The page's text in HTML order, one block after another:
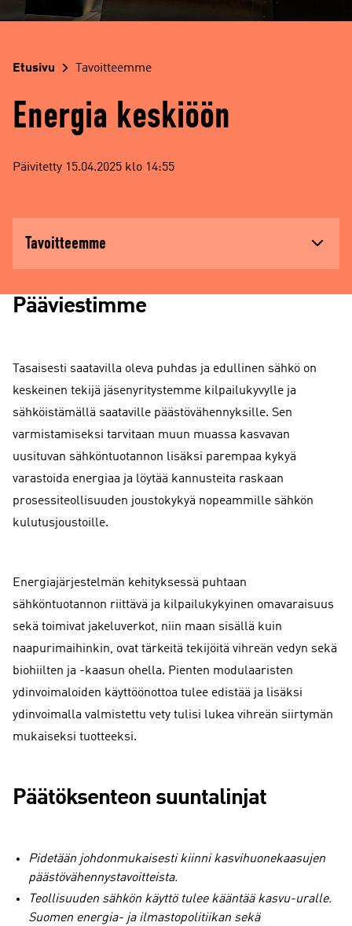
Etusivu Tavoitteemme
Energia keskiöön
Päivitetty 15.04.2025 klo 14:55
Tavoitteemme
Pääviestimme
Tasaisesti saatavilla oleva puhdas ja edullinen sähkö on
keskeinen tekijä jäsenyritystemme kilpailukyvylle ja
sähköistämällä saataville päästövähennyksille. Sen
varmistamiseksi tarvitaan muun muassa kasvavan
uusituvan sähköntuotannon lisäksi parempaa kykyä
varastoida energiaa ja löytää kannusteita raskaan
prosessiteollisuuden joustokykyä nopeammille sähkön
kulutusjoustoille.
Energiajärjestelmän kehityksessä puhtaan
sähköntuotannon riittävä ja kilpailukykyinen omavaraisuus
sekä toimivat jakeluverkot, niin maan sisällä kuin
naapurimaihinkin, ovat tärkeitä tekijöitä vihreän vedyn sekä
biohiilten ja -kaasun ohella. Pienten modulaaristen
ydinvoimaloiden käyttöönottoa tulee edistää ja lisäksi
ydinvoimalla valmistettu vety tulisi lukea vihreän siirtymän
mukaiseksi tuotteeksi.
Päätöksenteon suuntalinjat
Pidetään johdonmukaisesti kiinni kasvihuonekaasujen
päästövähennystavoitteista.
Teollisuuden sähkön käyttö tulee kääntää kasvu-uralle.
Suomen energia- ja ilmastopolitiikan sekä